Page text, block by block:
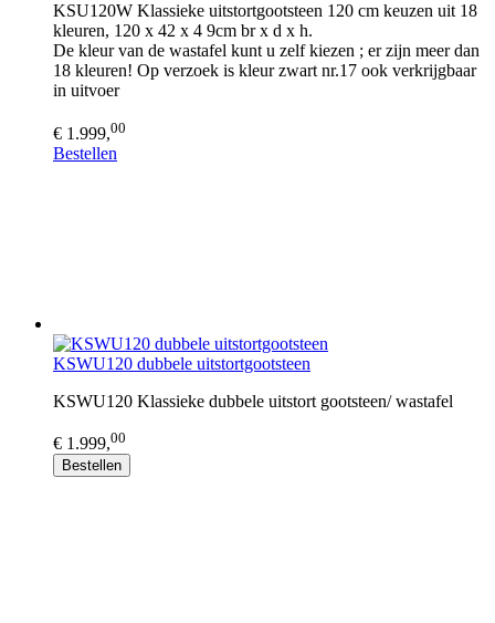
KSU120W Klassieke uitstortgootsteen 120 cm keuzen uit 18
kleuren, 120 x 42 x 4 9cm br x d x h.
De kleur van de wastafel kunt u zelf kiezen ; er zijn meer dan
18 kleuren! Op verzoek is kleur zwart nr.17 ook verkrijgbaar
in uitvoer
€ 1.999,00
Bestellen
KSWU120 dubbele uitstortgootsteen
KSWU120 Klassieke dubbele uitstort gootsteen/ wastafel
€ 1.999,00
Bestellen